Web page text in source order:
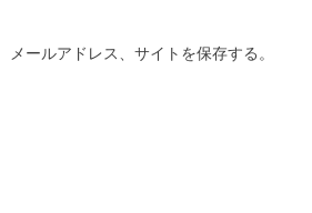
ールアドレス、サイトを保存する。